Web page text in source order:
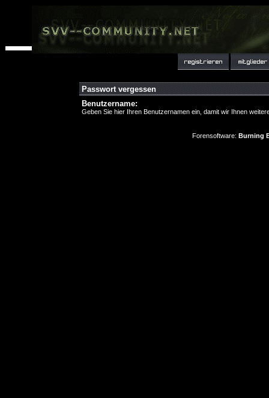
Passwort vergessen
Benutzername:
Geben Sie hier Ihren Benutzernamen ein, damit wir Ihnen
Forensoftware: Burning